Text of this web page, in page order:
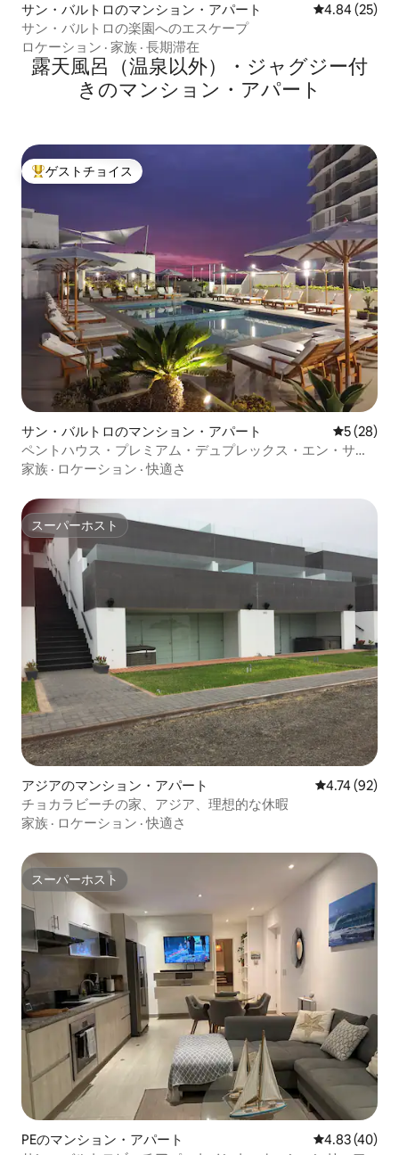
サン・バルトロのマンション・アパート レビュー25
4.84 (25)
サン・バルトロの楽園へのエスケープ
ロケーション · 家族 · 長期滞在
露天風呂（温泉以外）・ジャグジー付
きのマンション・アパート
大好評のゲストチョイスです。
ゲストチョイス
サン・バルトロのマンション・アパート レビュー
5 (28)
ペントハウス・プレミアム・デュプレックス・エン・サ
ン・バルトロ
家族 · ロケーション ·快適さ
スーパーホスト
スーパーホスト
アジアのマンション・アパート レビュー92
4.74 (92)
チョカラビーチの家、アジア、理想的な休暇
家族 · ロケーション ·快適さ
スーパーホスト
スーパーホスト
PEのマンション・アパート レビュー40
4.83 (40)